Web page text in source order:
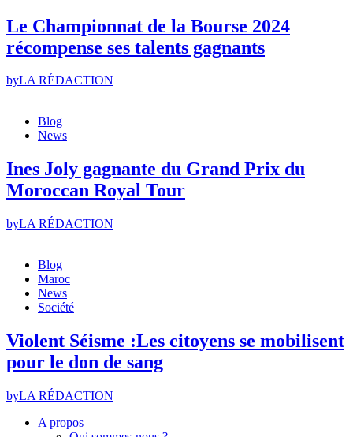
Le Championnat de la Bourse 2024
récompense ses talents gagnants
byLA RÉDACTION
Blog
News
Ines Joly gagnante du Grand Prix du
Moroccan Royal Tour
byLA RÉDACTION
Blog
Maroc
News
Société
Violent Séisme :Les citoyens se mobilisent
pour le don de sang
byLA RÉDACTION
A propos